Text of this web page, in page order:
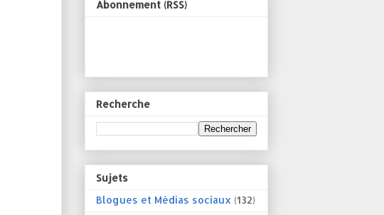
Abonnement (RSS)
Recherche
Sujets
Blogues et Médias sociaux (132)